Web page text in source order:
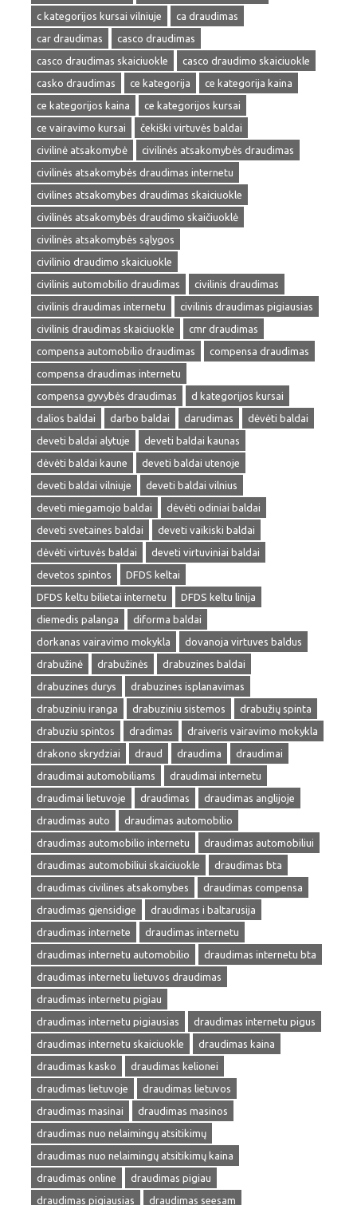
c kategorijos kursai vilniuje
ca draudimas
car draudimas
casco draudimas
casco draudimas skaiciuokle
casco draudimo skaiciuokle
casko draudimas
ce kategorija
ce kategorija kaina
ce kategorijos kaina
ce kategorijos kursai
ce vairavimo kursai
čekiški virtuvės baldai
civilinė atsakomybė
civilinės atsakomybės draudimas
civilinės atsakomybės draudimas internetu
civilines atsakomybes draudimas skaiciuokle
civilinės atsakomybės draudimo skaičiuoklė
civilinės atsakomybės sąlygos
civilinio draudimo skaiciuokle
civilinis automobilio draudimas
civilinis draudimas
civilinis draudimas internetu
civilinis draudimas pigiausias
civilinis draudimas skaiciuokle
cmr draudimas
compensa automobilio draudimas
compensa draudimas
compensa draudimas internetu
compensa gyvybės draudimas
d kategorijos kursai
dalios baldai
darbo baldai darudimas
dėvėti baldai
deveti baldai alytuje
deveti baldai kaunas
dėvėti baldai kaune
deveti baldai utenoje
deveti baldai vilniuje
deveti baldai vilnius
deveti miegamojo baldai
dėvėti odiniai baldai
deveti svetaines baldai
deveti vaikiski baldai
dėvėti virtuvės baldai
deveti virtuviniai baldai
devetos spintos
DFDS keltai
DFDS keltu bilietai internetu
DFDS keltu linija
diemedis palanga
diforma baldai
dorkanas vairavimo mokykla
dovanoja virtuves baldus
drabužinė
drabužinės
drabuzines baldai
drabuzines durys
drabuzines isplanavimas
drabuziniu iranga
drabuziniu sistemos
drabužių spinta
drabuziu spintos
dradimas
draiveris vairavimo mokykla
drakono skrydziai
draud draudima
draudimai
draudimai automobiliams
draudimai internetu
draudimai lietuvoje
draudimas
draudimas anglijoje
draudimas auto
draudimas automobilio
draudimas automobilio internetu
draudimas automobiliui
draudimas automobiliui skaiciuokle
draudimas bta
draudimas civilines atsakomybes
draudimas compensa
draudimas gjensidige
draudimas i baltarusija
draudimas internete
draudimas internetu
draudimas internetu automobilio
draudimas internetu bta
draudimas internetu lietuvos draudimas
draudimas internetu pigiau
draudimas internetu pigiausias
draudimas internetu pigus
draudimas internetu skaiciuokle
draudimas kaina
draudimas kasko
draudimas kelionei
draudimas lietuvoje
draudimas lietuvos
draudimas masinai
draudimas masinos
draudimas nuo nelaimingų atsitikimų
draudimas nuo nelaimingų atsitikimų kaina
draudimas online
draudimas pigiau
draudimas pigiausias
draudimas seesam